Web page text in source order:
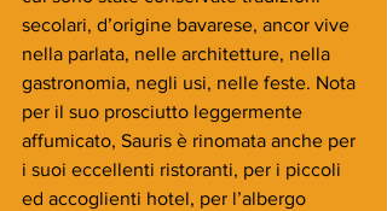
secolari, d’origine bavarese, ancor vive
nella parlata, nelle architetture, nella
gastronomia, negli usi, nelle feste. Nota
per il suo prosciutto leggermente
affumicato, Sauris è rinomata anche per
i suoi eccellenti ristoranti, per i piccoli
ed accoglienti hotel, per l’albergo